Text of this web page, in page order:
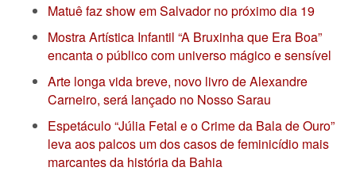
Matuê faz show em Salvador no próximo dia 19
Mostra Artística Infantil “A Bruxinha que Era Boa”
encanta o público com universo mágico e sensível
Arte longa vida breve, novo livro de Alexandre
Carneiro, será lançado no Nosso Sarau
Espetáculo “Júlia Fetal e o Crime da Bala de Ouro”
leva aos palcos um dos casos de feminicídio mais
marcantes da história da Bahia